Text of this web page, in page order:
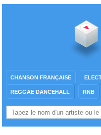
CHANSON FRANÇAISE
REGGAE DANCEHALL RNB